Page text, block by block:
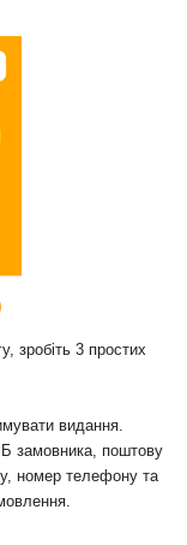
зробіть 3 простих
видання.
замовника, поштову
номер телефону та